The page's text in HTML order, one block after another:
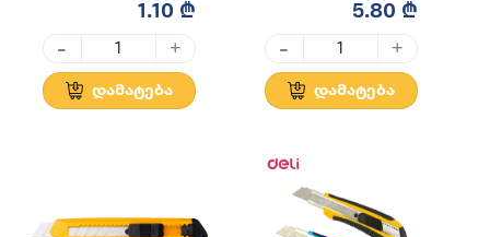
1.10 ₾
- +
დამატება
5.80 ₾
- +
დამატება